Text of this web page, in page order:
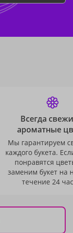
Всегда
ароматные
Мы гарантируем
каждого букета.
понравятся
заменим букет на
течение 24